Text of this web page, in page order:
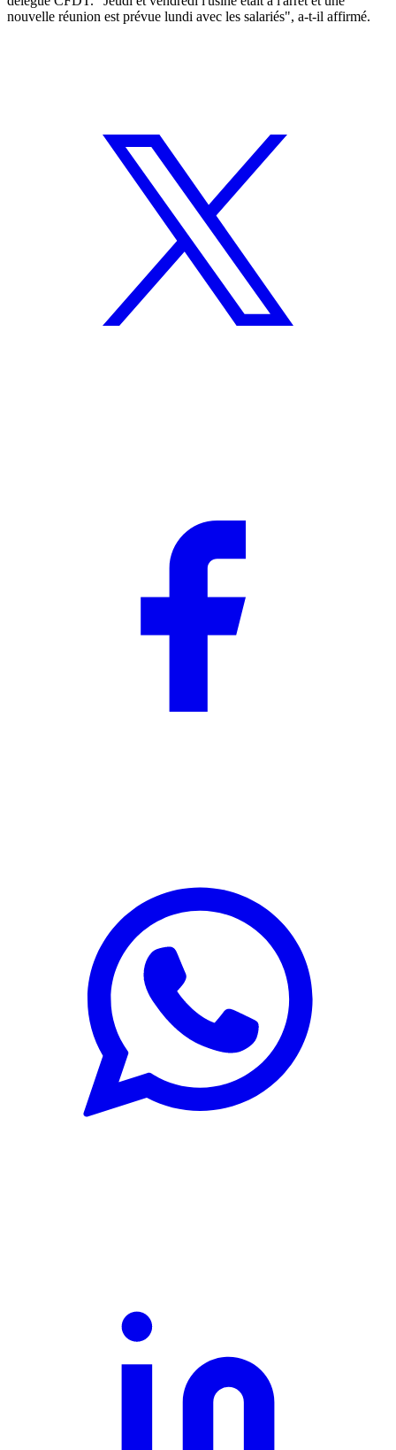
nouvelle réunion est prévue lundi avec les salariés", a-t-il affirmé.